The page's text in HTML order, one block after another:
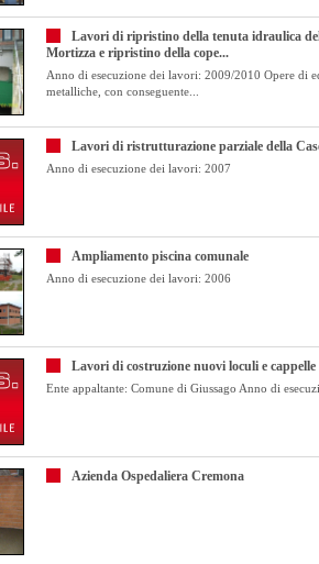
Lavori di ripristino della tenuta idraulica
Mortizza e ripristino della cope...
Anno di esecuzione dei lavori: 2009/2010 Opere di
metalliche, con conseguente...
Lavori di ristrutturazione parziale della
Anno di esecuzione dei lavori: 2007
Ampliamento piscina comunale
Anno di esecuzione dei lavori: 2006
Lavori di costruzione nuovi loculi e
Ente appaltante: Comune di Giussago Anno di
Azienda Ospedaliera Cremona